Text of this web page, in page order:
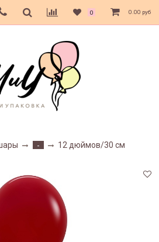
0 0.00 руб
- 12 дюймов/30 см